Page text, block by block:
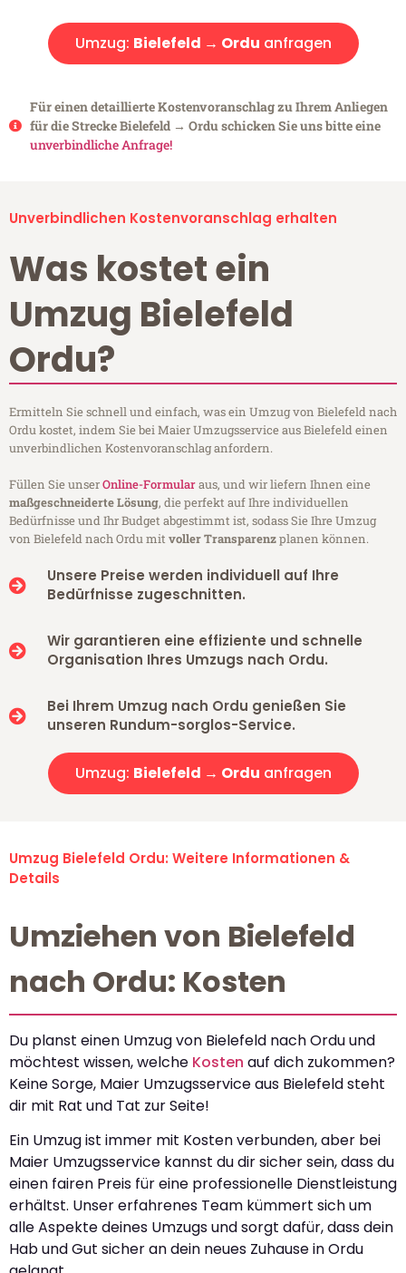
Umzug: Bielefeld → Ordu anfragen
Für einen detaillierte Kostenvoranschlag zu Ihrem Anliegen
für die Strecke Bielefeld → Ordu schicken Sie uns bitte eine
unverbindliche Anfrage!
Unverbindlichen Kostenvoranschlag erhalten
Was kostet ein
Umzug Bielefeld
Ordu?
Ermitteln Sie schnell und einfach, was ein Umzug von Bielefeld nach
Ordu kostet, indem Sie bei Maier Umzugsservice aus Bielefeld einen
unverbindlichen Kostenvoranschlag anfordern.
Füllen Sie unserOnline-Formularaus, und wir liefern Ihnen eine
maßgeschneiderte Lösung, die perfekt auf Ihre individuellen
Bedürfnisse und Ihr Budget abgestimmt ist, sodass Sie Ihre Umzug
von Bielefeld nach Ordu mitvoller Transparenzplanen können.
Unsere Preise werden individuell auf Ihre
Bedürfnisse zugeschnitten.
Wir garantieren eine effiziente und schnelle
Organisation Ihres Umzugs nach Ordu.
Bei Ihrem Umzug nach Ordu genießen Sie
unseren Rundum-sorglos-Service.
Umzug: Bielefeld → Ordu anfragen
Umzug Bielefeld Ordu: Weitere Informationen &
Details
Umziehen von Bielefeld
nach Ordu: Kosten
Du planst einen Umzug von Bielefeld nach Ordu und
möchtest wissen, welche Kosten auf dich zukommen?
Keine Sorge, Maier Umzugsservice aus Bielefeld steht
dir mit Rat und Tat zur Seite!
Ein Umzug ist immer mit Kosten verbunden, aber bei
Maier Umzugsservice kannst du dir sicher sein, dass du
einen fairen Preis für eine professionelle Dienstleistung
erhältst. Unser erfahrenes Team kümmert sich um
alle Aspekte deines Umzugs und sorgt dafür, dass dein
Hab und Gut sicher an dein neues Zuhause in Ordu